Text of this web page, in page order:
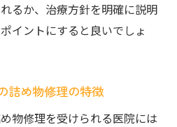
るか、治療方針を明確に説明
イントにすると良いでしょ
詰め物修理の特徴
物修理を受けられる医院には